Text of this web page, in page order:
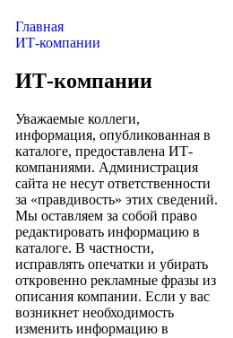
Главная
ИТ-компании
ИТ-компании
Уважаемые коллеги,
информация, опубликованная в
каталоге, предоставлена ИТ-
компаниями. Администрация
сайта не несут ответственности
за «правдивость» этих сведений.
Мы оставляем за собой право
редактировать информацию в
каталоге. В частности,
исправлять опечатки и убирать
откровенно рекламные фразы из
описания компании. Если у вас
возникнет необходимость
изменить информацию в